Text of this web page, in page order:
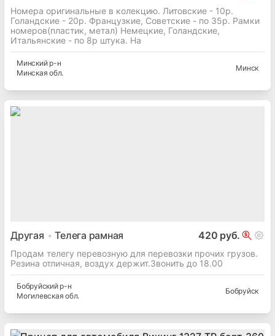
Номера оригинальные в колекцию. Литовские - 10р.
Голандские - 20р. Французкие, Советские - по 35р. Рамки
номеров(пластик, метал) Немецкие, Голандские,
Итальянские - по 8р штука. На
Минскийр-н
Минская обл.
Минск
Другая Телега рамная 420 руб.
Продам телегу перевозную для перевозки прочих грузов.
Резина отличная, воздух держит.Звонить до 18.00
Бобруйскийр-н
Могилевская обл.
Бобруйск